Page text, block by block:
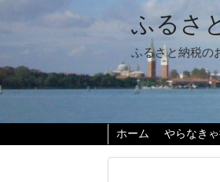
ふるさ
ふるさと納税の
ホーム やらなき